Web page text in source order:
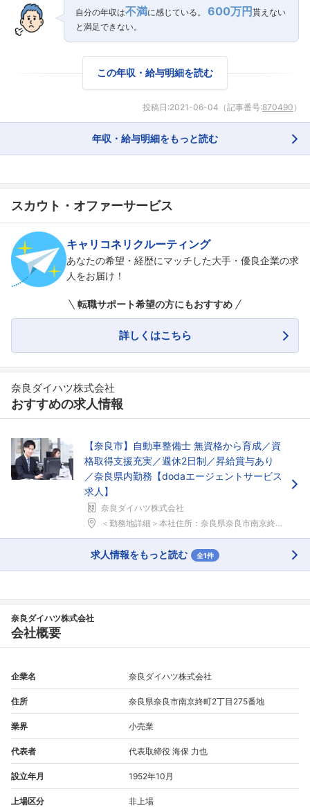
こちらの企業もフォローしませんか？
自分の年収は不満に感じている。 600万円 貰えない
と満足できない。
この年収・給与明細を読む
投稿日:2021-06-04 （記事番号:870490 ）
年収・給与明細をもっと読む
スカウト・オファーサービス
キャリコネリクルーティング
あなたの希望・経歴にマッチした大手・優良企業の求
人をお届け！
転職サポート希望の方にもおすすめ
詳しくはこちら
奈良ダイハツ株式会社
おすすめの求人情報
【奈良市】自動車整備士 無資格から育成／資
格取得支援充実／週休2日制／昇給賞与あり
／奈良県内勤務【dodaエージェントサービス
求人】
奈良ダイハツ株式会社
＜勤務地詳細＞本社住所：奈良県奈良市南京終町2-2...
求人情報をもっと読む 全1件
奈良ダイハツ株式会社
会社概要
企業名 奈良ダイハツ株式会社
住所 奈良県奈良市南京終町2丁目275番地
業界 小売業
代表者 代表取締役 海保 力也
設立年月 1952年10月
上場区分 非上場